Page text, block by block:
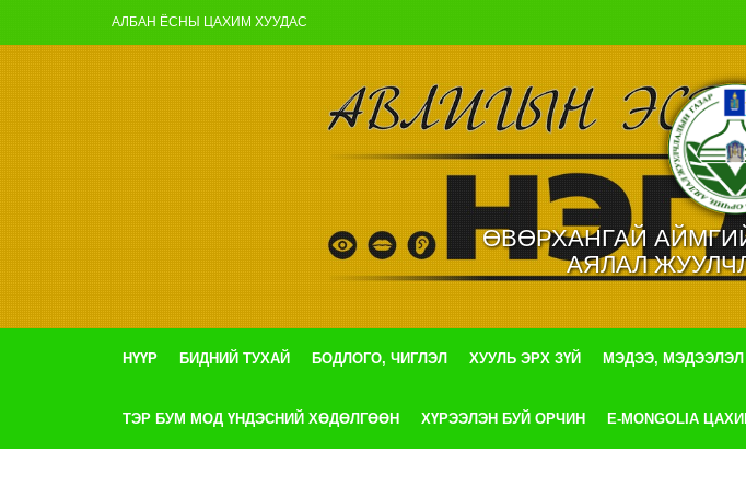
АЛБАН ЁСНЫ ЦАХИМ ХУУДАС
ӨВӨРХАНГАЙ
АЯЛАЛ
НҮҮР БИДНИЙ ТУХАЙ БОДЛОГО, ЧИГЛЭЛ ХУУЛЬ ЭРХ ЗҮЙ МЭДЭЭ, МЭДЭЭЛЭЛ
ТЭР БУМ МОД ҮНДЭСНИЙ ХӨДӨЛГӨӨН ХҮРЭЭЛЭН БУЙ ОРЧИН E-MONGOLIA